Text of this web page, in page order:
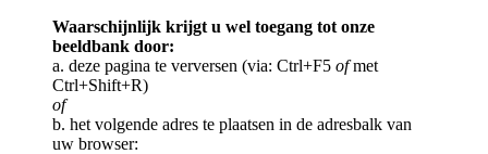
Waarschijnlijk krijgt u wel toegang tot onze
beeldbank door:
a. deze pagina te verversen (via: Ctrl+F5 ofmet
Ctrl+Shift+R)
of
b. het volgende adres te plaatsen in de adresbalk van
uw browser: